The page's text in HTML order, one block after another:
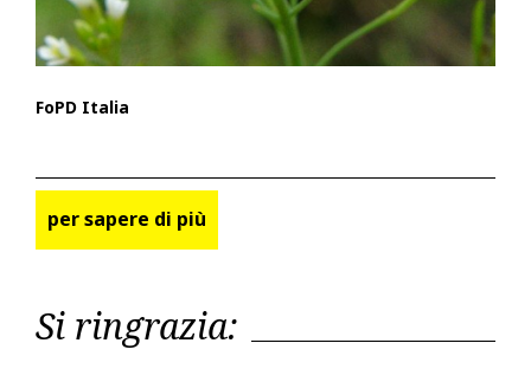
FoPD Italia
per sapere di più
Si ringrazia: